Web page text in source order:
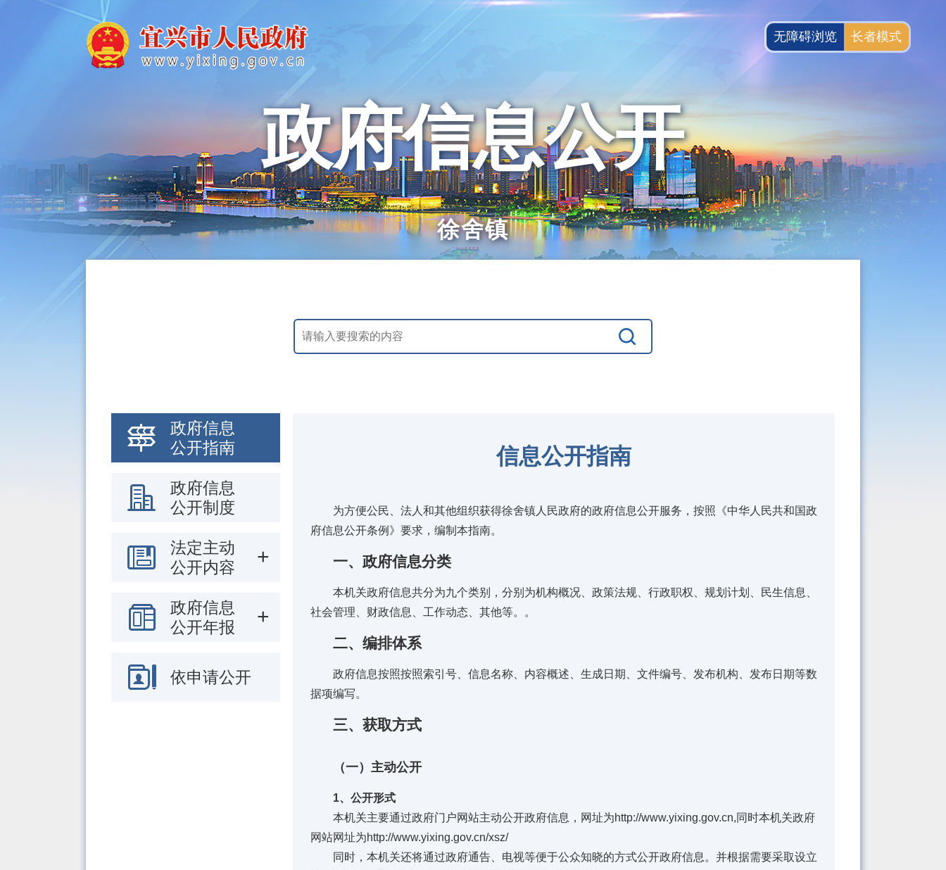
政府信息公开
徐舍镇
政府信息
公开指南
政府信息
公开制度
法定主动
公开内容
政府信息
公开年报
依申请公开
信息公开指南
为方便公民、法人和其他组织获得徐舍镇人民政府的政府信息公开服务，按照《中华人民共和国政
府信息公开条例》要求，编制本指南。
一、政府信息分类
本机关政府信息共分为九个类别，分别为机构概况、政策法规、行政职权、规划计划、民生信息、
社会管理、财政信息、工作动态、其他等。。
二、编排体系
政府信息按照按照索引号、信息名称、内容概述、生成日期、文件编号、发布机构、发布日期等数
据项编写。
三、获取方式
（一）主动公开
1、公开形式
本机关主要通过政府门户网站主动公开政府信息，网址为http://www.yixing.gov.cn,同时本机关政府
网站网址为http://www.yixing.gov.cn/xsz/
同时，本机关还将通过政府通告、电视等便于公众知晓的方式公开政府信息。并根据需要采取设立
无障碍浏览 长者模式